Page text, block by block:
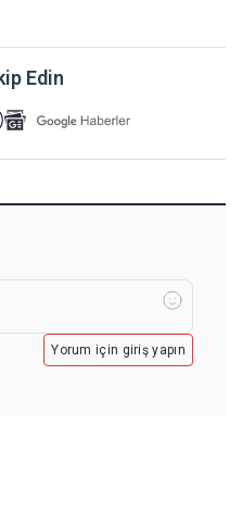
Edin
Yorum için giriş yapın